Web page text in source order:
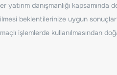
danışmanlığı
beklentilerinize uygun
işlemlerde kullanılmasından